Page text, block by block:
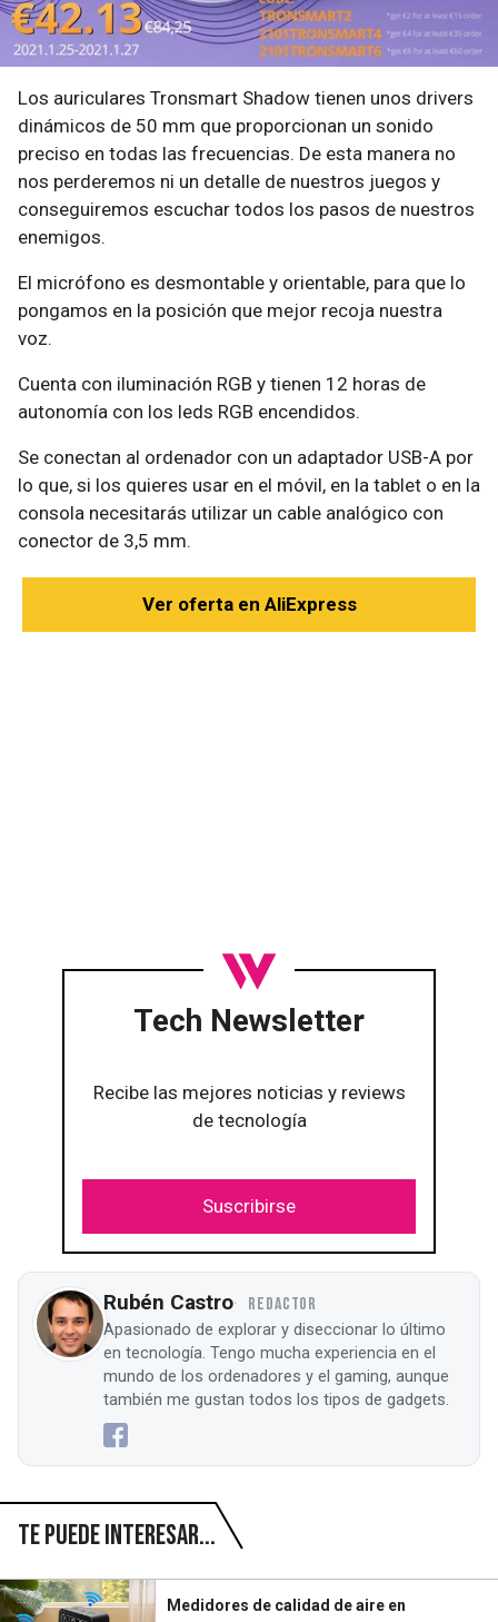
Los auriculares Tronsmart Shadow tienen unos drivers
dinámicos de 50 mm que proporcionan un sonido
preciso en todas las frecuencias. De esta manera no
nos perderemos ni un detalle de nuestros juegos y
conseguiremos escuchar todos los pasos de nuestros
enemigos.
El micrófono es desmontable y orientable, para que lo
pongamos en la posición que mejor recoja nuestra
voz.
Cuenta con iluminación RGB y tienen 12 horas de
autonomía con los leds RGB encendidos.
Se conectan al ordenador con un adaptador USB-A por
lo que, si los quieres usar en el móvil, en la tablet o en la
consola necesitarás utilizar un cable analógico con
conector de 3,5 mm.
Ver oferta en AliExpress
Tech Newsletter
Recibe las mejores noticias y reviews
de tecnología
Suscribirse
Rubén Castro REDACTOR
Apasionado de explorar y diseccionar lo último
en tecnología. Tengo mucha experiencia en el
mundo de los ordenadores y el gaming, aunque
también me gustan todos los tipos de gadgets.
Te puede interesar...
Medidores de calidad de aire en